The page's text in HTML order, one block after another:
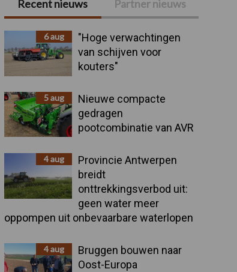
Primaire
Sidebar
Recent nieuws Partner nieuws
6 aug
"Hoge verwachtingen
van schijven voor
kouters"
5 aug
Nieuwe compacte
gedragen
pootcombinatie van AVR
4 aug
Provincie Antwerpen
breidt
onttrekkingsverbod uit:
geen water meer
oppompen uit onbevaarbare waterlopen
4 aug
Bruggen bouwen naar
Oost-Europa